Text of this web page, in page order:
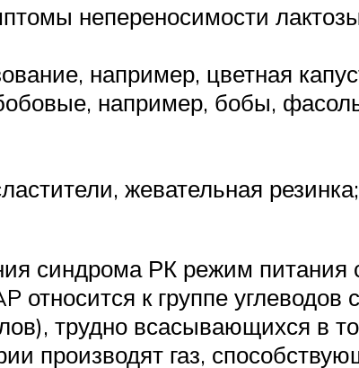
непереносимости
например, цветная
например, бобы,
жевательная резинка;
синдрома РК режим питания
к группе углеводов
трудно всасывающихся в
производят газ,